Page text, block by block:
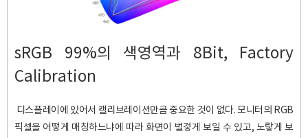
sRGB 99%의 색영역과 8Bit, Factory
Calibration
디스플레이에 있어서 캘리브레이션만큼 중요한 것이 없다. 모니터의 RGB
픽셀을 어떻게 매칭하느냐에 따라 화면이 벌겋게 보일 수 있고, 노랗게 보